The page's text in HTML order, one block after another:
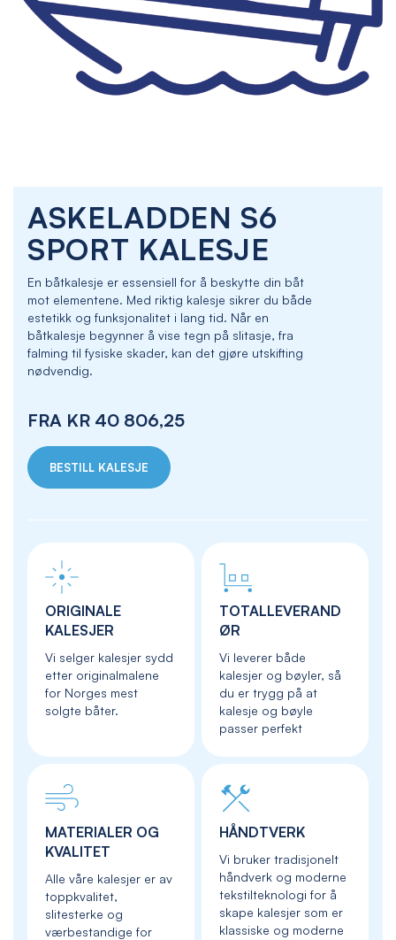
ASKELADDEN S6
SPORT KALESJE
En båtkalesje er essensiell for å beskytte din båt
mot elementene. Med riktig kalesje sikrer du både
estetikk og funksjonalitet i lang tid. Når en
båtkalesje begynner å vise tegn på slitasje, fra
falming til fysiske skader, kan det gjøre utskifting
nødvendig.
FRA KR 40 806,25
BESTILL KALESJE
ORIGINALE
KALESJER
Vi selger kalesjer sydd
etter originalmalene
for Norges mest
solgte båter.
TOTALLEVERAND
ØR
Vi leverer både
kalesjer og bøyler, så
du er trygg på at
kalesje og bøyle
passer perfekt
MATERIALER OG
KVALITET
Alle våre kalesjer er av
toppkvalitet,
slitesterke og
værbestandige for
HÅNDTVERK
Vi bruker tradisjonelt
håndverk og moderne
tekstilteknologi for å
skape kalesjer som er
klassiske og moderne
the
beginning
the
images
gallery